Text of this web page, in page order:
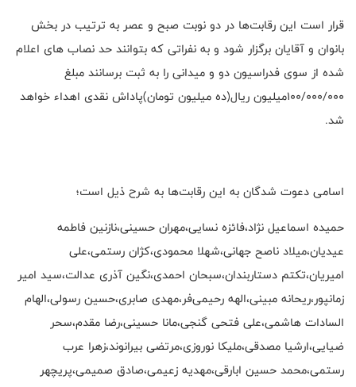
قرار است این رقابت‌ها در دو نوبت صبح و عصر به ترتیب در بخش
بانوان و آقایان برگزار شود و به نفراتی که بتوانند حد نصاب های اعلام
شده از سوی فدراسیون دو و میدانی را به ثبت برسانند مبلغ
۱۰۰/۰۰۰/۰۰۰میلیون ریال(ده میلیون تومان)پاداش نقدی اهداء خواهد
شد.
اسامی دعوت شدگان به این رقابت‌ها به شرح ذیل است؛
حمیده اسماعیل نژاد،فائزه نسایی،مهران حسینی،نازنین فاطمه
عیدیان،میلاد ناصح جهانی،شهلا محمودی،کژان رستمی،علی
امیریان،تکتم دستاربندان،سبحان احمدی،نگین آذری عدالت،سید امیر
زمانپور،ریحانه مبینی،الهه رحیمی‌فر،مهدی صابری،حسین رسولی،الهام
السادات هاشمی،علی فتحی گنجی،مانا حسینی،رضا مقدم،سحر
ضیایی،ارشیا مصدقی،ملیکا نوروزی،مرتضی بیرانوند،زهرا عرب
رستمی،محمد حسین ابارقی،مهدیه زعیمی،صادق صمیمی،پریچهر